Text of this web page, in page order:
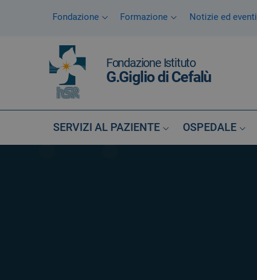
Vai al menu di navigazione
Fondazione Formazione Notizie ed eventi
Fondazione Istituto
G.Giglio di Cefalù
SERVIZI AL PAZIENTE OSPEDALE